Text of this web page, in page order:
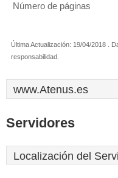
Número de páginas
Última Actualización: 19/04/2018 .
responsabilidad.
www.Atenus.es
Servidores
Localización del